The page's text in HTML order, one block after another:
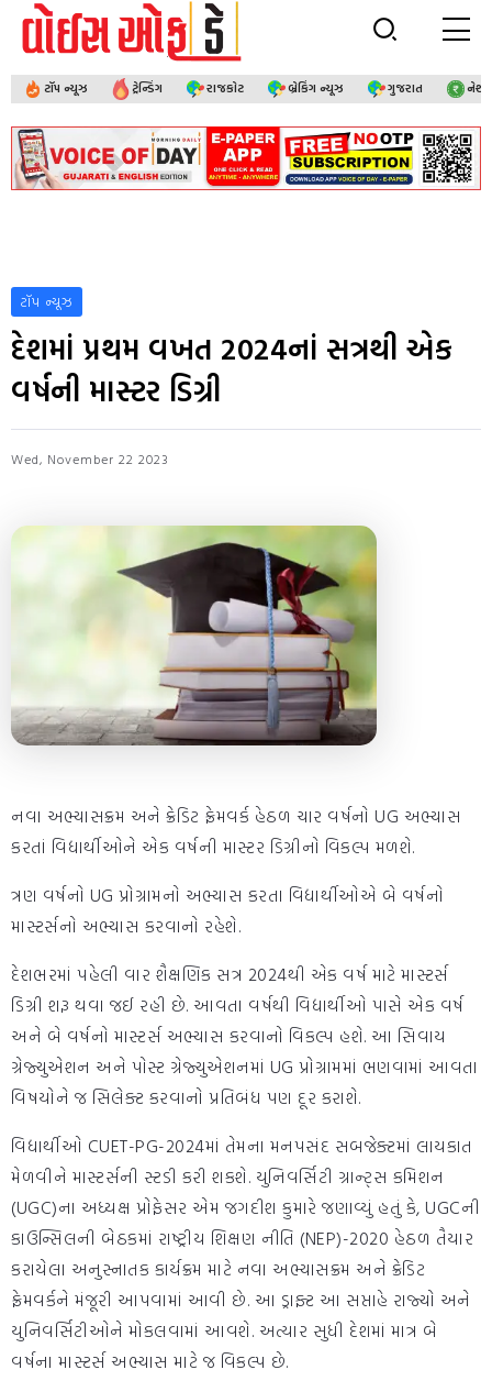
ટૉપ ન્યૂઝ ટ્રેન્ડિંગ રાજકોટ બ્રેકિંગ ન્યૂઝ ગુજરાત
ટૉપ ન્યૂઝ
દેશમાં પ્રથમ વખત 2024નાં સત્રથી એક
વર્ષની માસ્ટર ડિગ્રી
Wed, November 22 2023
નવા અભ્યાસક્રમ અને ક્રેડિટ ફ્રેમવર્ક હેઠળ ચાર વર્ષનો UG અભ્યાસ
કરતાં વિદ્યાર્થીઓને એક વર્ષની માસ્ટર ડિગ્રીનો વિકલ્પ મળશે.
ત્રણ વર્ષનો UG પ્રોગ્રામનો અભ્યાસ કરતા વિદ્યાર્થીઓએ બે વર્ષનો
માસ્ટર્સનો અભ્યાસ કરવાનો રહેશે.
દેશભરમાં પહેલી વાર શૈક્ષણિક સત્ર 2024થી એક વર્ષ માટે માસ્ટર્સ
ડિગ્રી શરૂ થવા જઈ રહી છે. આવતા વર્ષથી વિદ્યાર્થીઓ પાસે એક વર્ષ
અને બે વર્ષનો માસ્ટર્સ અભ્યાસ કરવાનો વિકલ્પ હશે. આ સિવાય
ગ્રેજ્યુએશન અને પોસ્ટ ગ્રેજ્યુએશનમાં UG પ્રોગ્રામમાં ભણવામાં આવતા
વિષયોને જ સિલેક્ટ કરવાનો પ્રતિબંધ પણ દૂર કરાશે.
વિદ્યાર્થીઓ CUET-PG-2024માં તેમના મનપસંદ સબજેક્ટમાં લાયકાત
મેળવીને માસ્ટર્સની સ્ટડી કરી શકશે. યુનિવર્સિટી ગ્રાન્ટ્સ કમિશન
(UGC)ના અધ્યક્ષ પ્રોફેસર એમ જગદીશ કુમારે જણાવ્યું હતું કે, UGCની
કાઉન્સિલની બેઠકમાં રાષ્ટ્રીય શિક્ષણ નીતિ (NEP)-2020 હેઠળ તૈયાર
કરાયેલા અનુસ્નાતક કાર્યક્રમ માટે નવા અભ્યાસક્રમ અને ક્રેડિટ
ફ્રેમવર્કને મંજૂરી આપવામાં આવી છે. આ ડ્રાફ્ટ આ સપ્તાહે રાજ્યો અને
યુનિવર્સિટીઓને મોકલવામાં આવશે. અત્યાર સુધી દેશમાં માત્ર બે
વર્ષના માસ્ટર્સ અભ્યાસ માટે જ વિકલ્પ છે.